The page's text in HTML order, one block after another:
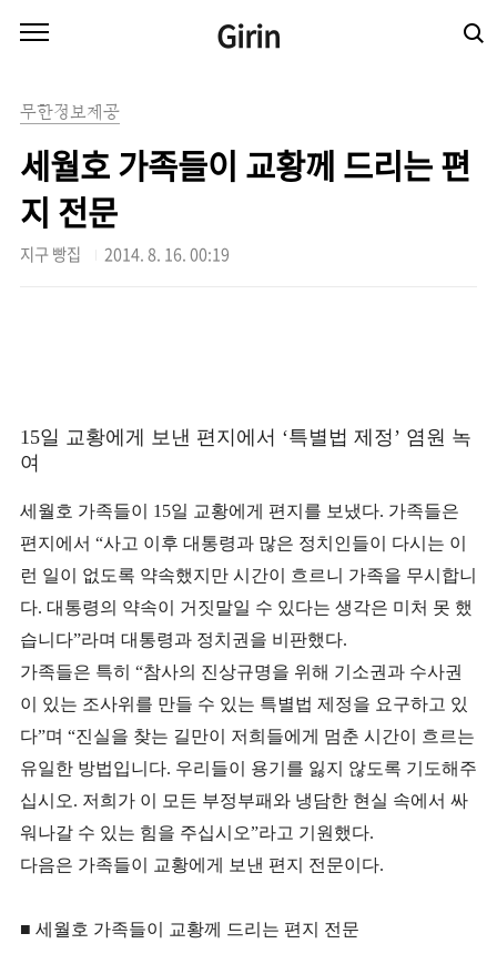
Girin
무한정보제공
세월호 가족들이 교황께 드리는 편
지 전문
지구 빵집 2014. 8. 16. 00:19
15일 교황에게 보낸 편지에서 ‘특별법 제정’ 염원 녹
여
세월호 가족들이 15일 교황에게 편지를 보냈다. 가족들은
편지에서 “사고 이후 대통령과 많은 정치인들이 다시는 이
런 일이 없도록 약속했지만 시간이 흐르니 가족을 무시합니
다. 대통령의 약속이 거짓말일 수 있다는 생각은 미처 못 했
습니다”라며 대통령과 정치권을 비판했다.
가족들은 특히 “참사의 진상규명을 위해 기소권과 수사권
이 있는 조사위를 만들 수 있는 특별법 제정을 요구하고 있
다”며 “진실을 찾는 길만이 저희들에게 멈춘 시간이 흐르는
유일한 방법입니다. 우리들이 용기를 잃지 않도록 기도해주
십시오. 저희가 이 모든 부정부패와 냉담한 현실 속에서 싸
워나갈 수 있는 힘을 주십시오”라고 기원했다.
다음은 가족들이 교황에게 보낸 편지 전문이다.
■ 세월호 가족들이 교황께 드리는 편지 전문